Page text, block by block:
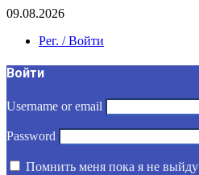
09.08.2026
Рег. / Войти
Войти
Username or email
Password
Помнить меня пока я не выйду